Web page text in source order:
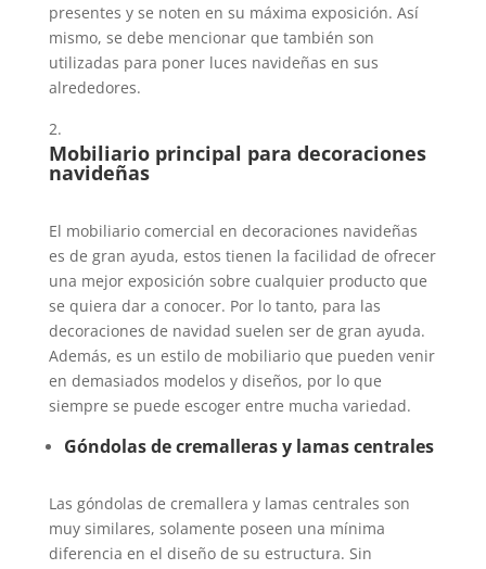
presentes y se noten en su máxima exposición. Así
mismo, se debe mencionar que también son
utilizadas para poner luces navideñas en sus
alrededores.
Mobiliario principal para decoraciones
navideñas
El mobiliario comercial en decoraciones navideñas
es de gran ayuda, estos tienen la facilidad de ofrecer
una mejor exposición sobre cualquier producto que
se quiera dar a conocer. Por lo tanto, para las
decoraciones de navidad suelen ser de gran ayuda.
Además, es un estilo de mobiliario que pueden venir
en demasiados modelos y diseños, por lo que
siempre se puede escoger entre mucha variedad.
Góndolas de cremalleras y lamas centrales
Las góndolas de cremallera y lamas centrales son
muy similares, solamente poseen una mínima
diferencia en el diseño de su estructura. Sin